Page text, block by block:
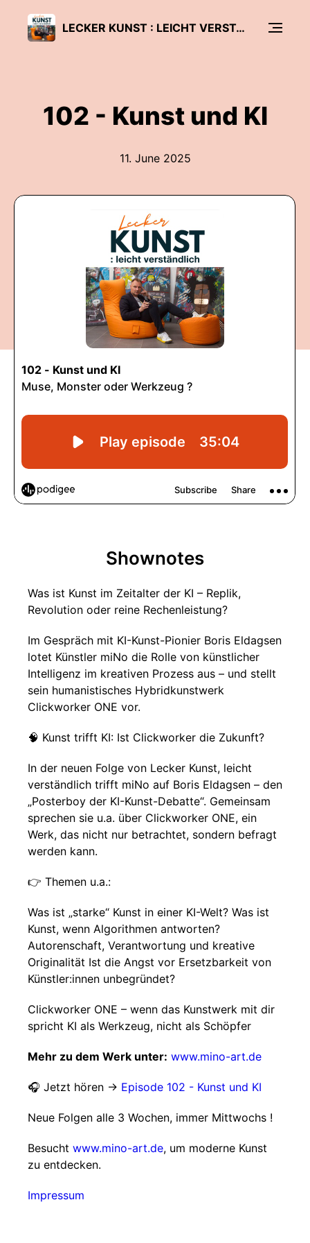
LECKER KUNST : LEICHT VERSTÄNDLICH
102 - Kunst und KI
11. June 2025
Shownotes
Was ist Kunst im Zeitalter der KI – Replik,
Revolution oder reine Rechenleistung?
Im Gespräch mit KI-Kunst-Pionier Boris Eldagsen
lotet Künstler miNo die Rolle von künstlicher
Intelligenz im kreativen Prozess aus – und stellt
sein humanistisches Hybridkunstwerk
Clickworker ONE vor.
🧠 Kunst trifft KI: Ist Clickworker die Zukunft?
In der neuen Folge von Lecker Kunst, leicht
verständlich trifft miNo auf Boris Eldagsen – den
„Posterboy der KI-Kunst-Debatte“. Gemeinsam
sprechen sie u.a. über Clickworker ONE, ein
Werk, das nicht nur betrachtet, sondern befragt
werden kann.
👉 Themen u.a.:
Was ist „starke“ Kunst in einer KI-Welt? Was ist
Kunst, wenn Algorithmen antworten?
Autorenschaft, Verantwortung und kreative
Originalität Ist die Angst vor Ersetzbarkeit von
Künstler:innen unbegründet?
Clickworker ONE – wenn das Kunstwerk mit dir
spricht KI als Werkzeug, nicht als Schöpfer
Mehr zu dem Werk unter: www.mino-art.de
🎧 Jetzt hören → Episode 102 - Kunst und KI
Neue Folgen alle 3 Wochen, immer Mittwochs !
Besucht www.mino-art.de, um moderne Kunst
zu entdecken.
Impressum